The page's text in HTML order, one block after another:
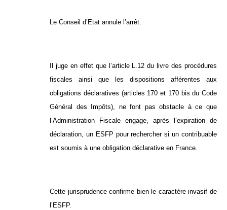
Le Conseil d’Etat annule l’arrêt.
Il juge en effet que l’article L.12 du livre des procédures
fiscales ainsi que les dispositions afférentes aux
obligations déclaratives (articles 170 et 170 bis du Code
Général des Impôts), ne font pas obstacle à ce que
l’Administration Fiscale engage, après l’expiration de
déclaration, un ESFP pour rechercher si un contribuable
est soumis à une obligation déclarative en France.
Cette jurisprudence confirme bien le caractère invasif de
l’ESFP.